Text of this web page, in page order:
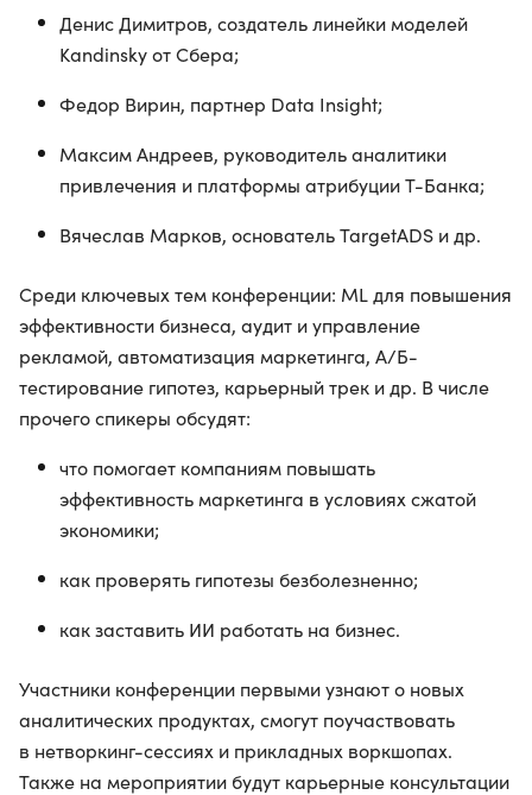
Денис Димитров, создатель линейки моделей
Kandinsky от Сбера;
Федор Вирин, партнер Data Insight;
Максим Андреев, руководитель аналитики
привлечения и платформы атрибуции Т-Банка;
Вячеслав Марков, основатель TargetADS и др.
Среди ключевых тем конференции: ML для повышения
эффективности бизнеса, аудит и управление
рекламой, автоматизация маркетинга, А/Б-
тестирование гипотез, карьерный трек и др. В числе
прочего спикеры обсудят:
что помогает компаниям повышать
эффективность маркетинга в условиях сжатой
экономики;
как проверять гипотезы безболезненно;
как заставить ИИ работать на бизнес.
Участники конференции первыми узнают о новых
аналитических продуктах, смогут поучаствовать
в нетворкинг-сессиях и прикладных воркшопах.
Также на мероприятии будут карьерные консультации